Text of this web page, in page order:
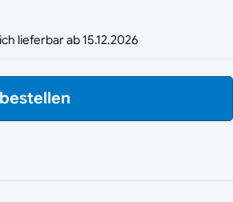
lieferbar ab 15.12.2026